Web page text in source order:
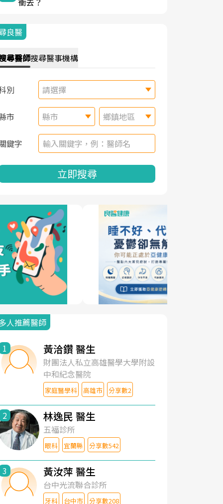
良醫
尋醫師搜尋醫事機構
別 請選擇
市 縣市 鄉鎮地區
鍵字
立即搜尋
人推薦醫師
1 黃洽鑽 醫生
財團法人私立高雄醫學大學附設
中和紀念醫院
家庭醫學科 高雄市 分享數2
2 林逸民 醫生
五福診所
眼科 宜蘭縣 分享數542
3 黃汝萍 醫生
台中光流聯合診所
牙科 台中市 分享數208